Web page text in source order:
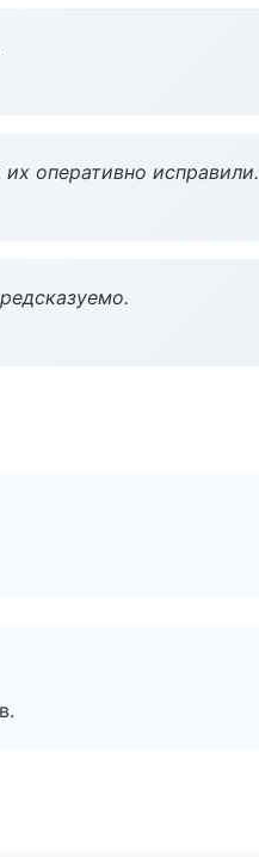
оперативно исправили.